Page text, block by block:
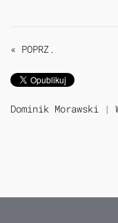
« POPRZ.
Dominik Morawski |